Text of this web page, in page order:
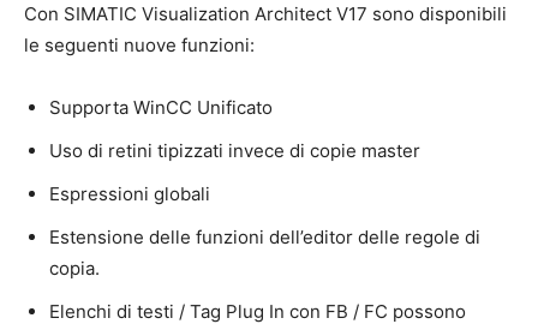
Con SIMATIC Visualization Architect V17 sono disponibili
le seguenti nuove funzioni:
Supporta WinCC Unificato
Uso di retini tipizzati invece di copie master
Espressioni globali
Estensione delle funzioni dell’editor delle regole di
copia.
Elenchi di testi / Tag Plug In con FB / FC possono